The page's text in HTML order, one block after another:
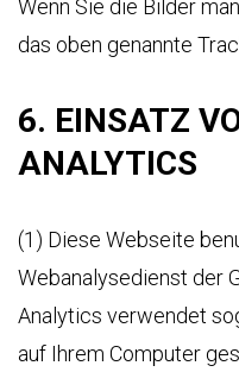
Wenn Sie die Bilder
das oben genannte
6. EINSATZ
ANALYTICS
(1) Diese Webseite
Webanalysedienst der
Analytics verwendet
auf Ihrem Computer